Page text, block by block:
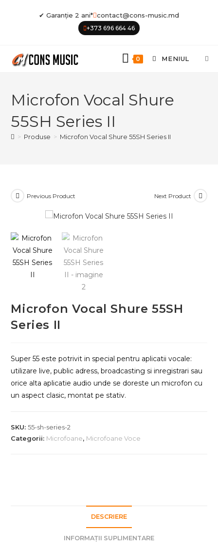
✔ Garanție 2 ani* contact@cons-music.md
+373 696 664 46
0 MENIUL
Microfon Vocal Shure
55SH Series II
> Produse > Microfon Vocal Shure 55SH Series II
Previous Product Next Product
Microfon Vocal Shure 55SH
Series II
Super 55 este potrivit in special pentru aplicatii vocale:
utilizare live, public adress, broadcasting si inregistrari sau
orice alta aplicatie audio unde se doreste un microfon cu
un aspect clasic, montat pe stativ.
SKU:55-sh-series-2
Categorii: Microfoane, Microfoane Voce
DESCRIERE
INFORMAȚII SUPLIMENTARE